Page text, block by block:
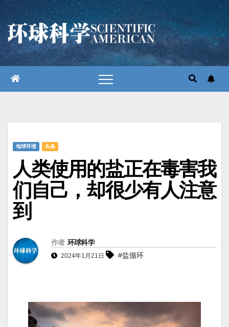
跳
至
内
容
地球环境 头条
人类使用的盐正在毒害我
们自己，却很少有人注意
到
作者 环球科学
2024年1月21日 #盐循环